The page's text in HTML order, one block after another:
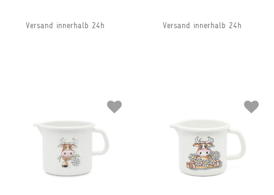
Versand innerhalb 24h Versand innerhalb 24h